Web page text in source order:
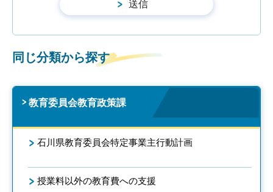
同じ分類から探す
教育委員会教育政策課
石川県教育委員会特定事業主行動計画
授業料以外の教育費への支援